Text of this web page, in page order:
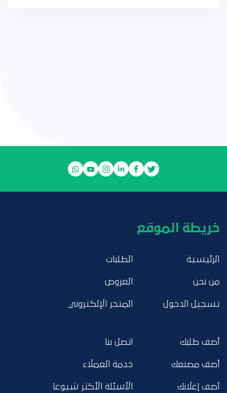
خريطة الموقع
الرئيسية
من نحن
تسجيل الدخول
الطلبات
العروض
المتجر الإلكتروني
أضف طلبك
أضف مصنعك
أضف إعلانك
اتصل بنا
خدمة العملاء
الأسئلة الأكثر شيوعا